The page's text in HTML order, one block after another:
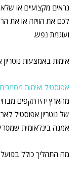
נראים מקצועיים או
לכם את הוויזה או את
ועוגמת נפש.
אימות באמצעות
אפוסטיל ואימות
מהארץ יהיו תקפים
של נוטריון אפוסטיל
אמנה בינלאומית
מה התהליך כולל